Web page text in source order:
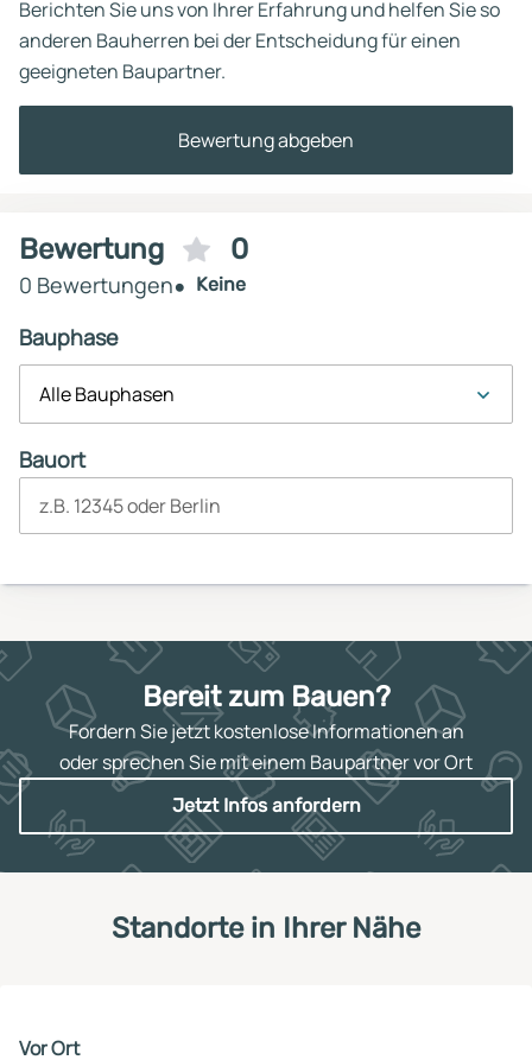
Berichten Sie uns von Ihrer Erfahrung und helfen Sie so
anderen Bauherren bei der Entscheidung für einen
geeigneten Baupartner.
Bewertung abgeben
Bewertung 0
0 Bewertungen Keine
Bauphase
Alle Bauphasen
Bauort
z.B. 12345 oder Berlin
Bereit zum Bauen?
Fordern Sie jetzt kostenlose Informationen an
oder sprechen Sie mit einem Baupartner vor Ort
Jetzt Infos anfordern
Standorte in Ihrer Nähe
Vor Ort